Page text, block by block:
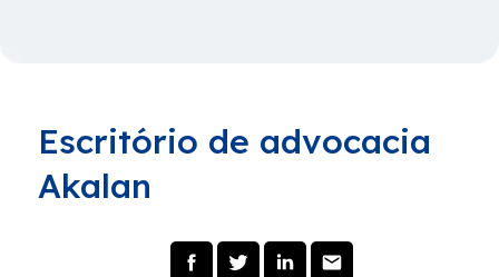
Escritório de advocacia
Akalan